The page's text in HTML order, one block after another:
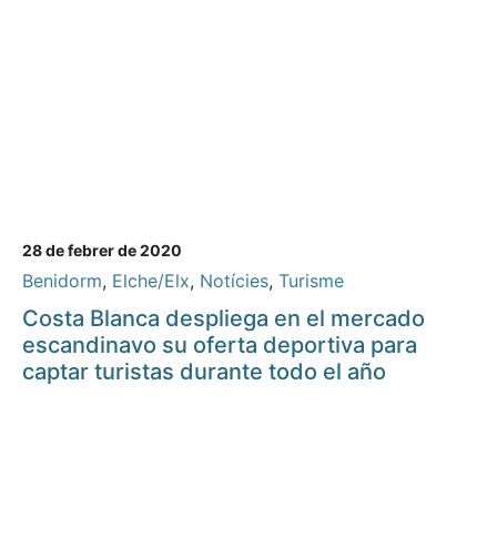
28 de febrer de 2020
Benidorm, Elche/Elx, Notícies, Turisme
Costa Blanca despliega en el mercado
escandinavo su oferta deportiva para
captar turistas durante todo el año